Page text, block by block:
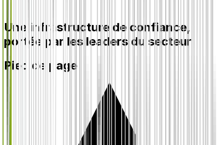
Une infrastructure de confiance,
portée par les leaders du secteur
Pied de page